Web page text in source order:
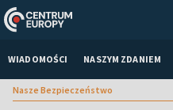
WIADOMOŚCI NASZYM ZDANIEM
Nasze Bezpieczeństwo